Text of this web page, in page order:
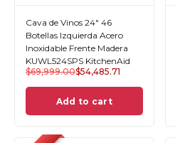
Cava de Vinos 24" 46
Botellas Izquierda Acero
Inoxidable Frente Madera
KUWL524SPS KitchenAid
$69,999.00$54,485.71
Add to cart